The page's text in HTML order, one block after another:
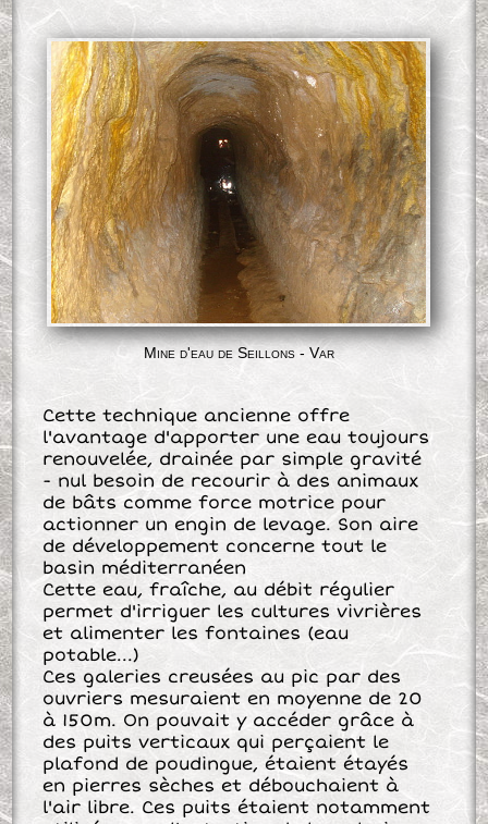
Mine d'eau de Seillons - Var
Cette technique ancienne offre
l'avantage d'apporter une eau toujours
renouvelée, drainée par simple gravité
- nul besoin de recourir à des animaux
de bâts comme force motrice pour
actionner un engin de levage. Son aire
de développement concerne tout le
basin méditerranéen
Cette eau, fraîche, au débit régulier
permet d'irriguer les cultures vivrières
et alimenter les fontaines (eau
potable...)
Ces galeries creusées au pic par des
ouvriers mesuraient en moyenne de 20
à 150m. On pouvait y accéder grâce à
des puits verticaux qui perçaient le
plafond de poudingue, étaient étayés
en pierres sèches et débouchaient à
l'air libre. Ces puits étaient notamment